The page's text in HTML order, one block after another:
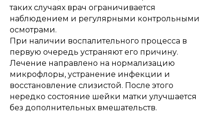
таких случаях врач ограничивается
наблюдением и регулярными контрольными
осмотрами.
При наличии воспалительного процесса в
первую очередь устраняют его причину.
Лечение направлено на нормализацию
микрофлоры, устранение инфекции и
восстановление слизистой. После этого
нередко состояние шейки матки улучшается
без дополнительных вмешательств.
ИП ДЖЕРИЕВА ИВ
ОТЗЫВЫ